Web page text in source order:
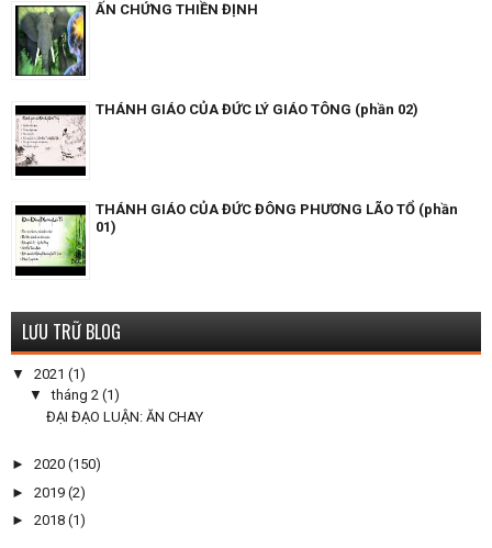
ẤN CHỨNG THIỀN ĐỊNH
THÁNH GIÁO CỦA ĐỨC LÝ GIÁO TÔNG (phần 02)
THÁNH GIÁO CỦA ĐỨC ĐÔNG PHƯƠNG LÃO TỔ (phần
01)
LƯU TRỮ BLOG
▼ 2021 (1)
▼tháng 2 (1)
ĐẠI ĐẠO LUẬN: ĂN CHAY
► 2020 (150)
► 2019 (2)
► 2018 (1)